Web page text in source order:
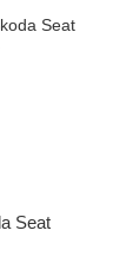
Seat